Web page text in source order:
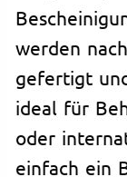
werden
gefertigt
ideal für
oder
einfach ein